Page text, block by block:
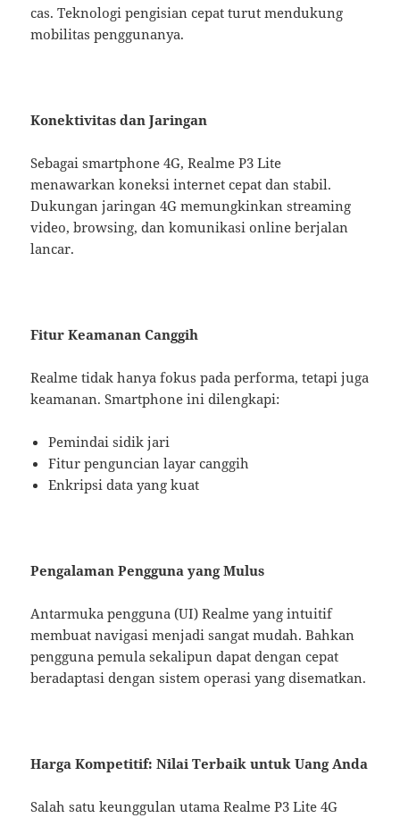
cas. Teknologi pengisian cepat turut mendukung
mobilitas penggunanya.
Konektivitas dan Jaringan
Sebagai smartphone 4G, Realme P3 Lite
menawarkan koneksi internet cepat dan stabil.
Dukungan jaringan 4G memungkinkan streaming
video, browsing, dan komunikasi online berjalan
lancar.
Fitur Keamanan Canggih
Realme tidak hanya fokus pada performa, tetapi juga
keamanan. Smartphone ini dilengkapi:
Pemindai sidik jari
Fitur penguncian layar canggih
Enkripsi data yang kuat
Pengalaman Pengguna yang Mulus
Antarmuka pengguna (UI) Realme yang intuitif
membuat navigasi menjadi sangat mudah. Bahkan
pengguna pemula sekalipun dapat dengan cepat
beradaptasi dengan sistem operasi yang disematkan.
Harga Kompetitif: Nilai Terbaik untuk Uang Anda
Salah satu keunggulan utama Realme P3 Lite 4G